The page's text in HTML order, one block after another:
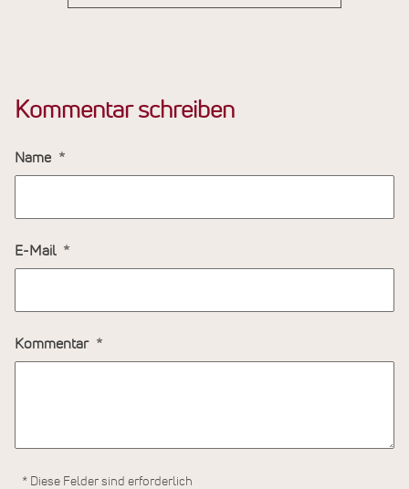
Kommentar schreiben
Name
E-Mail
Kommentar
* Diese Felder sind erforderlich